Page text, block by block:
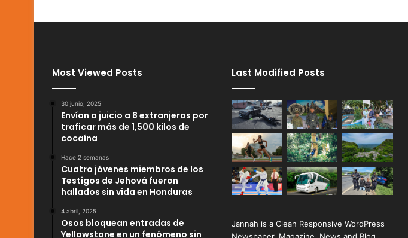
Most Viewed Posts
30 junio, 2025
Envían a juicio a 8 extranjeros por
traficar más de 1,500 kilos de
cocaína
Hace 2 semanas
Cuatro jóvenes miembros de los
Testigos de Jehová fueron
hallados sin vida en Honduras
4 abril, 2025
Osos bloquean entradas de
Yellowstone en un fenómeno sin
Last Modified Posts
Jannah is a Clean Responsive WordPress